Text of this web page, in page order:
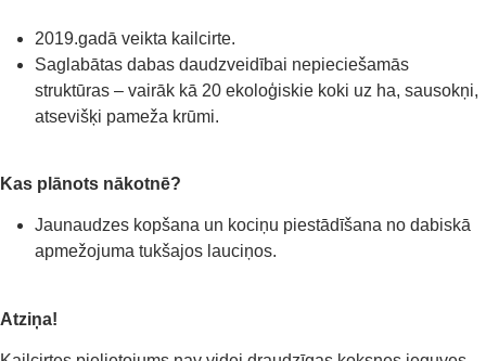
2019.gadā veikta kailcirte.
Saglabātas dabas daudzveidībai nepieciešamās
struktūras – vairāk kā 20 ekoloģiskie koki uz ha, sausokņi,
atsevišķi pameža krūmi.
Kas plānots nākotnē?
Jaunaudzes kopšana un kociņu piestādīšana no dabiskā
apmežojuma tukšajos lauciņos.
Atziņa!